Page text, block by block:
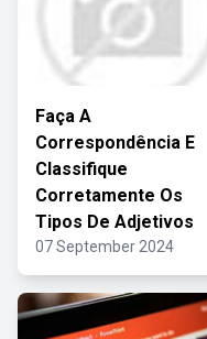
Faça A
Correspondência E
Classifique
Corretamente Os
Tipos De Adjetivos
07 September 2024